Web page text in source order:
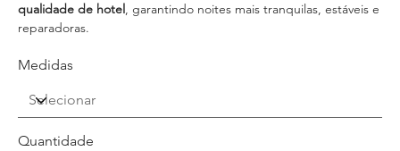
qualidade de hotel, garantindo noites mais tranquilas, estáveis e
reparadoras.
Medidas
Quantidade